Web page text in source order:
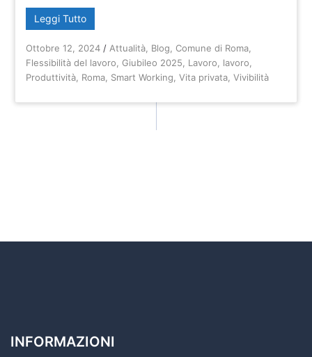
Leggi Tutto
Ottobre 12, 2024 / Attualità Blog ,Comune di Roma
Flessibilità del lavoro ,Giubileo 2025 Lavoro lavoro
Produttività Roma Smart Working ,Vita privata ,Vivibilità
INFORMAZIONI